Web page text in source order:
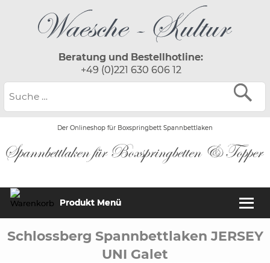
Beratung und Bestellhotline:
+49 (0)221 630 606 12
Der Onlineshop für Boxspringbett Spannbettlaken
Produkt Menü
Schlossberg Spannbettlaken JERSEY
UNI Galet